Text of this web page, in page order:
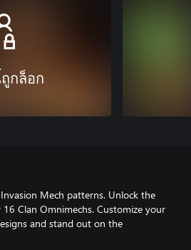
กล็อก
Invasion Mech patterns. Unlock the
Clan Omnimechs. Customize your
and stand out on the